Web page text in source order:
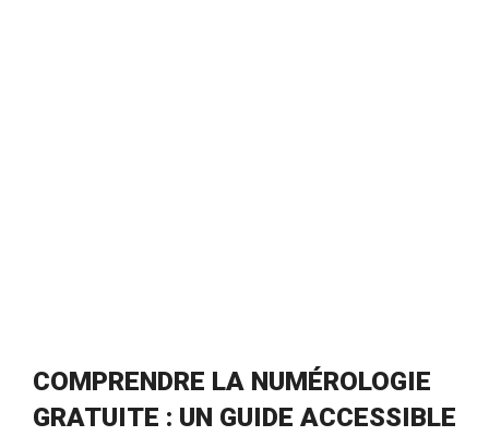
COMPRENDRE LA NUMÉROLOGIE
GRATUITE : UN GUIDE ACCESSIBLE